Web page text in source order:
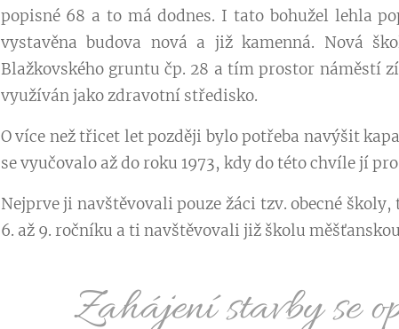
popisné 68 a to má dodnes. I tato bohužel lehla
vystavěna budova nová a již kamenná. Nová
Blažkovského gruntu čp. 28 a tím prostor náměstí
využíván jako zdravotní středisko.
O více než třicet let později bylo potřeba navýšit
se vyučovalo až do roku 1973, kdy do této chvíle jí
Nejprve ji navštěvovali pouze žáci tzv. obecné
6. až 9. ročníku a ti navštěvovali již školu
Zahájení stavby se